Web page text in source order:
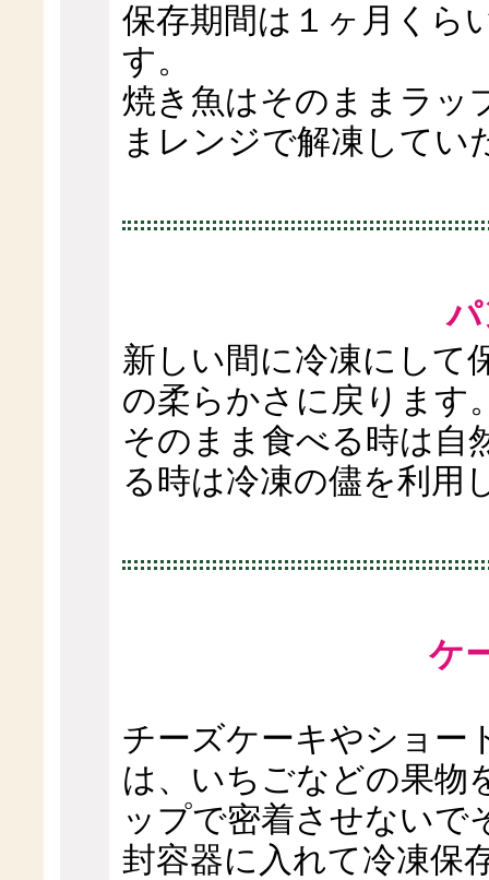
保存期間は１ヶ月くら
す。
焼き魚はそのままラッ
まレンジで解凍してい
新しい間に冷凍にして
の柔らかさに戻ります
そのまま食べる時は自
る時は冷凍の儘を利用
ケ
チーズケーキやショー
は、いちごなどの果物
ップで密着させないで
封容器に入れて冷凍保